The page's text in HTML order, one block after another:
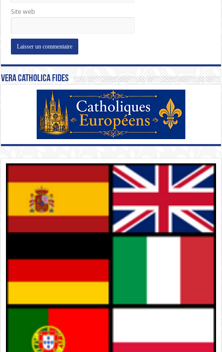
Site web
Vera Catholica Fides